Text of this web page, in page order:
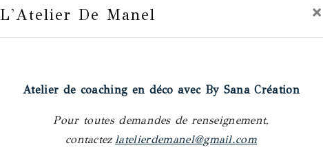
L'Atelier De Manel ×
Atelier de coaching en déco avec By Sana Création
Pour toutes demandes de renseignement,
contactez latelierdemanel@gmail.com